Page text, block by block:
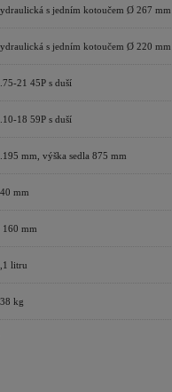
s jedním kotoučem Ø 267 mm
s jedním kotoučem Ø 220 mm
21 45P s duší
18 59P s duší
mm, výška sedla 875 mm
mm
160 mm
litru
kg